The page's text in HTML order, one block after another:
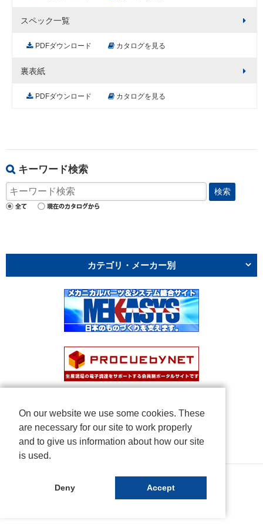
スペック一覧
PDFダウンロード カタログを見る
裏表紙
PDFダウンロード カタログを見る
キーワード検索
検索
カテゴリ・メーカー別
On our website we use some cookies. These
are necessary for our site to work properly
and to give us information about how our site
is used.
Deny Accept